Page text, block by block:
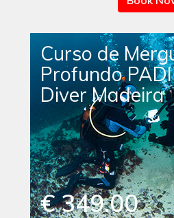
Curso de
Profundo
Diver Madeira
€ 349.00